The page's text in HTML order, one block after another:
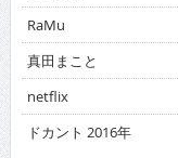
RaMu
真田まこと
netflix
ドカント 2016年